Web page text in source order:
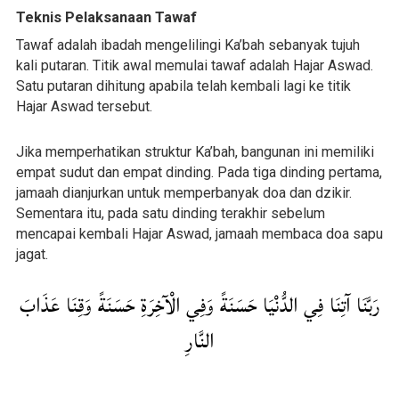
Teknis Pelaksanaan Tawaf
Tawaf adalah ibadah mengelilingi Ka’bah sebanyak tujuh
kali putaran. Titik awal memulai tawaf adalah Hajar Aswad.
Satu putaran dihitung apabila telah kembali lagi ke titik
Hajar Aswad tersebut.
Jika memperhatikan struktur Ka’bah, bangunan ini memiliki
empat sudut dan empat dinding. Pada tiga dinding pertama,
jamaah dianjurkan untuk memperbanyak doa dan dzikir.
Sementara itu, pada satu dinding terakhir sebelum
mencapai kembali Hajar Aswad, jamaah membaca doa sapu
jagat.
رَبَّنَا آتِنَا فِي الدُّنْيَا حَسَنَةً وَفِي الْآخِرَةِ حَسَنَةً وَقِنَا عَذَابَ
النَّارِ